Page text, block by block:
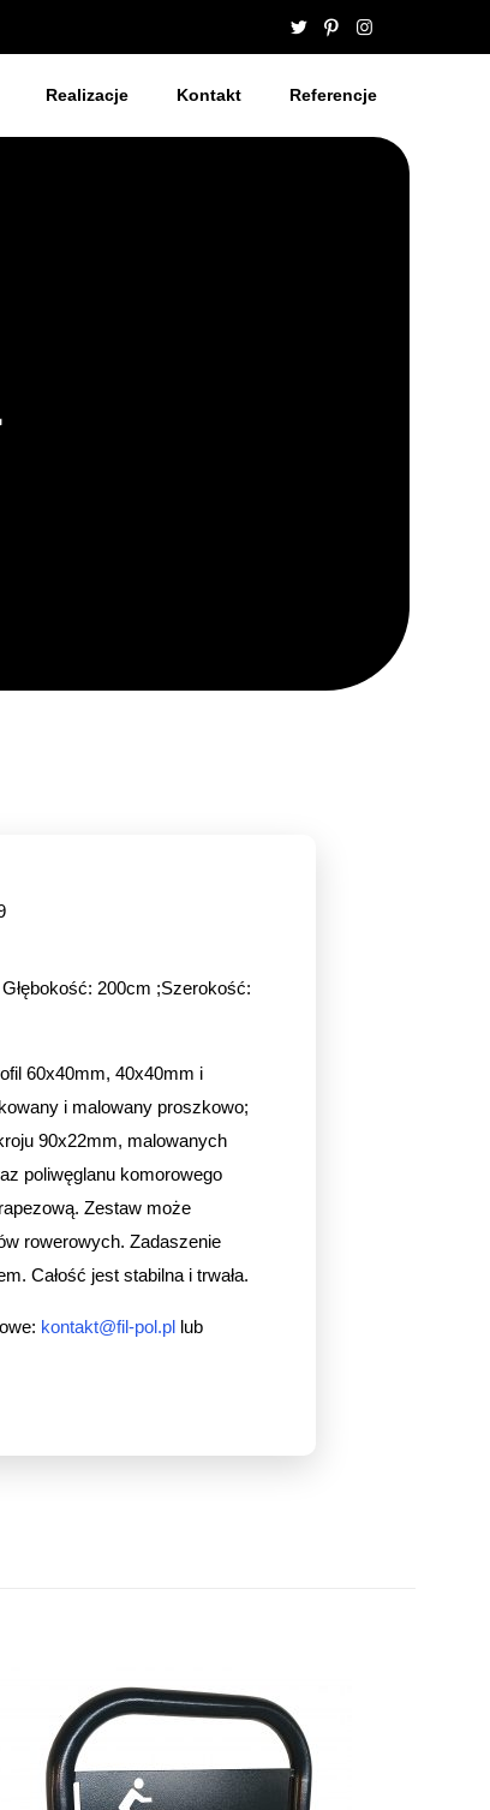
Realizacje Kontakt Referencje
200cm ;Szerokość:
60x40mm, 40x40mm i
i malowany proszkowo;
90x22mm, malowanych
poliwęglanu komorowego
Zestaw może
rowerowych. Zadaszenie
Całość jest stabilna i trwała.
kontakt@fil-pol.pllub